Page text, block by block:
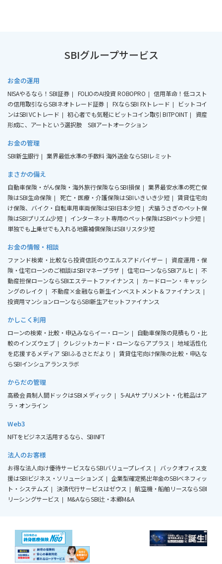
SBIグループサービス
お金の運用
NISAやるなら！SBI証券 FOLIOのAI投資 ROBOPRO
信用革命！低コスト
の信用取引ならSBIネオトレード証券
FXならSBI FXトレード
ビットコイ
ンはSBI VCトレード
初心者でも気軽にビットコイン取引 BITPOINT
資産
形成に、アートという選択肢 SBIアートオークション
お金の管理
SBI新生銀行 業界最低水準の手数料 海外送金ならSBIレミット
まさかの備え
自動車保険・がん保険・海外旅行保険ならSBI損保
業界最安水準の死亡保
険はSBI生命保険
死亡・医療・介護保険はSBIいきいき少短
賃貸住宅向
け保険、バイク・自転車用車両保険はSBI日本少短
犬猫うさぎのペット保
険はSBIプリズム少短
インターネット専用のペット保険はSBIペット少短
単独でも上乗せでも入れる地震補償保険はSBIリスタ少短
お金の情報・相談
ファンド検索・比較なら投資信託のウエルスアドバイザー
資産運用・保
険・住宅ローンのご相談はSBIマネープラザ
住宅ローンならSBIアルヒ
不
動産担保ローンならSBIエステートファイナンス
カードローン・キャッシ
ングのレイク
不動産×金融なら新生インベストメント＆ファイナンス
投資用マンションローンならSBI新生アセットファイナンス
かしこく利用
ローンの検索・比較・申込みならイー・ローン
自動車保険の見積もり・比
較のインズウェブ
クレジットカード・ローンならアプラス
地域活性化
を応援するメディア SBIふるさとだより
賃貸住宅向け保険の比較・申込な
らSBIインシュアランスラボ
からだの管理
高級会員制人間ドックはSBIメディック
5-ALAサプリメント・化粧品はア
ラ・オンライン
Web3
NFTをビジネス活用するなら、SBINFT
法人のお客様
お得な法人向け優待サービスならSBIバリュープレイス
バックオフィス支
援はSBIビジネス・ソリューションズ
企業型確定拠出年金のSBIベネフィッ
ト・システムズ
決済代行サービスはゼウス
航空機・船舶リースならSBI
リーシングサービス
M&AならSBI辻・本郷M&A